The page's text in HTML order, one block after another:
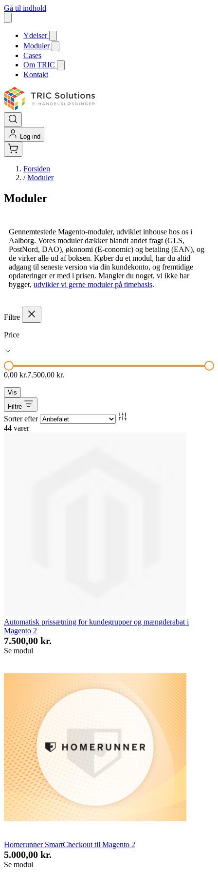
Gå til indhold
Ydelser
Moduler
Cases
Om TRIC
Kontakt
Log ind
Forsiden
/ Moduler
Moduler
Gennemtestede Magento-moduler, udviklet inhouse hos os i
Aalborg. Vores moduler dækker blandt andet fragt (GLS,
PostNord, DAO), økonomi (E-conomic) og betaling (EAN), og
de virker alle ud af boksen. Køber du et modul, har du altid
adgang til seneste version via din kundekonto, og fremtidige
opdateringer er med i prisen. Mangler du noget, vi ikke har
bygget, udvikler vi gerne moduler på timebasis.
Filtre
Price
0,00 kr.7.500,00 kr.
Vis
Filtre
Sorter efter
44 varer
Automatisk prissætning for kundegrupper og mængderabat i
Magento 2
7.500,00 kr.
Se modul
Homerunner SmartCheckout til Magento 2
5.000,00 kr.
Se modul